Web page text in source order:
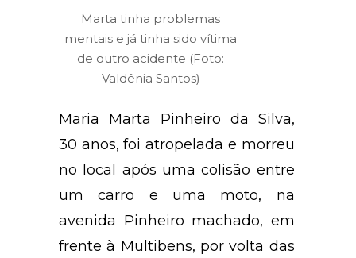
Marta tinha problemas
mentais e já tinha sido vítima
de outro acidente (Foto:
Valdênia Santos)
Maria Marta Pinheiro da Silva,
30 anos, foi atropelada e morreu
no local após uma colisão entre
um carro e uma moto, na
avenida Pinheiro machado, em
frente à Multibens, por volta das